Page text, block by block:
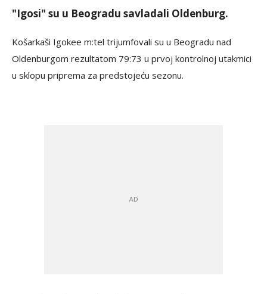
"Igosi" su u Beogradu savladali Oldenburg.
Košarkaši Igokee m:tel trijumfovali su u Beogradu nad
Oldenburgom rezultatom 79:73 u prvoj kontrolnoj utakmici
u sklopu priprema za predstojeću sezonu.